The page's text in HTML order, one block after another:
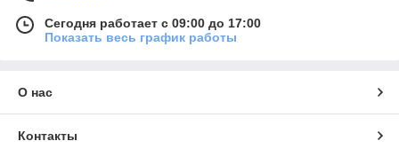
Сегодня работает с 09:00 до 17:00
Показать весь график работы
О нас
Контакты